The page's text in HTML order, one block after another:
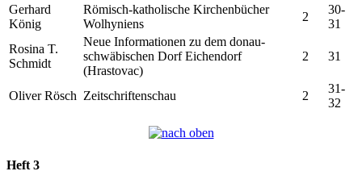
Gerhard
König
Römisch-katholische Kirchenbücher
Wolhyniens
2
30-
31
Rosina T.
Schmidt
Neue Informationen zu dem donau-
schwäbischen Dorf Eichendorf
(Hrastovac)
2 31
Oliver Rösch Zeitschriftenschau 2
31-
32
Heft 3